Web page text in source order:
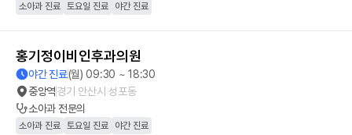
소아과 진료 토요일 진료 야간 진료
홍기정이비인후과의원
야간 진료(월) 09:30 ~ 18:30
중앙역경기 안산시 성포동
소아과전문의
소아과 진료 토요일 진료 야간 진료